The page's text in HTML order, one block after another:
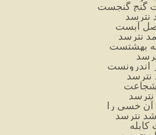
گنج گنجست
نترسد
آبست
نترسد
بهشتست
اندرونست
شجاعت
خسی را
نترسد
کابله